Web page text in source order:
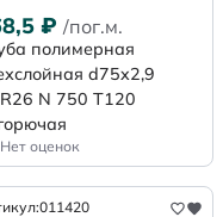
₽ /пог.м.
полимерная
d75x2,9
N 750 Т120
Нет оценок
011420